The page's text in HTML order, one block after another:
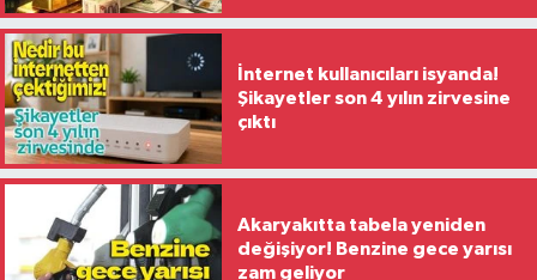
İnternet kullanıcıları isyanda!
Şikayetler son 4 yılın zirvesine
çıktı
Akaryakıtta tabela yeniden
değişiyor! Benzine gece yarısı
zam geliyor